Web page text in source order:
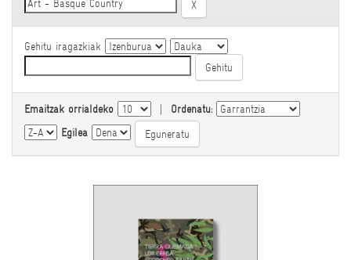
Gehitu iragazkiak
Emaitzak orrialdeko | Ordenatu:
Egilea